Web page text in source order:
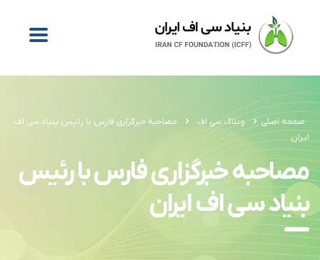
صفحه اصلی وبلاگ سی اف
مصاحبه خبرگزاری فارس با رئیس بنیاد سی اف
ایران
مصاحبه خبرگزاری فارس با رئیس
بنیاد سی اف ایران